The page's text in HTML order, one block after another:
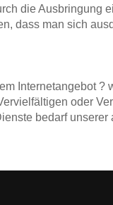
die Ausbringung
dass man sich
Internetangebot ?
oder
bedarf